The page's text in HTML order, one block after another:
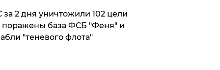
за 2 дня уничтожили 102 цели
база ФСБ "Феня" и
"теневого флота"